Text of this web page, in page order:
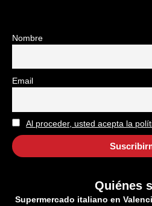
Nombre
Email
Al proceder, usted acepta la
Quiénes
Supermercado italiano en